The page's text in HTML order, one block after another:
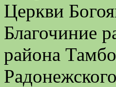
Церкви
Благочиние
района